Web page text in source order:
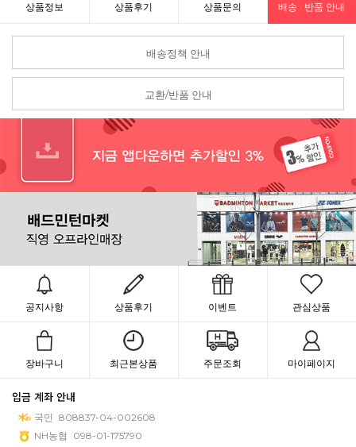
상품정보 상품후기 상품문의 배송 · 반품 안내
배송정책 안내
교환/반품 안내
공지사항 상품후기 이벤트 관심상품
장바구니 최근본상품 주문조회 마이페이지
입금 계좌 안내
국민 808837-04-002608
NH농협
098-01-175790